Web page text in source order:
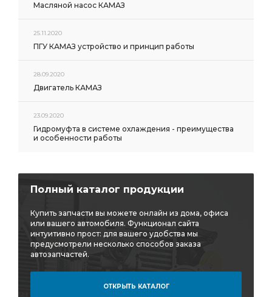
Масляной насос КАМАЗ
25.11.2020
ПГУ КАМАЗ устройство и принцип работы
28.09.2020
Двигатель КАМАЗ
23.09.2020
Гидромуфта в системе охлаждения - преимущества
и особенности работы
Полный каталог продукции
Купить запчасти вы можете онлайн из дома, офиса
или вашего автомобиля. Функционал сайта
интуитивно прост: для вашего удобства мы
предусмотрели несколько способов заказа
автозапчастей.
ОТКРЫТЬ КАТАЛОГ